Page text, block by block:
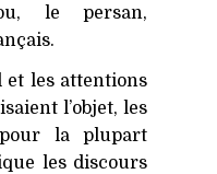
le persan,
et les attentions
l’objet, les
la plupart
les discours